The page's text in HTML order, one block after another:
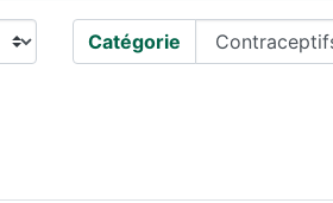
Catégorie